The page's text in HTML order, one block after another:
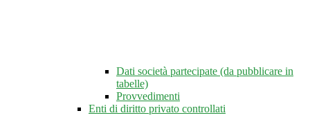
Dati società partecipate (da pubblicare in
tabelle)
Provvedimenti
Enti di diritto privato controllati